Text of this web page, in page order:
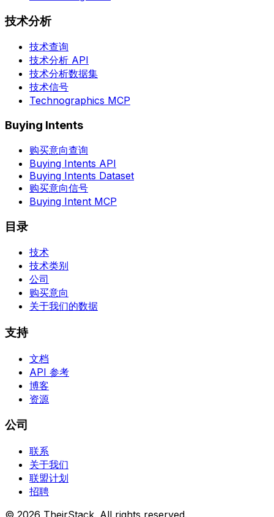
技术分析
技术查询
技术分析 API
技术分析数据集
技术信号
Technographics MCP
Buying Intents
购买意向查询
Buying Intents API
Buying Intents Dataset
购买意向信号
Buying Intent MCP
目录
技术
技术类别
公司
购买意向
关于我们的数据
支持
文档
API 参考
博客
资源
公司
联系
关于我们
联盟计划
招聘